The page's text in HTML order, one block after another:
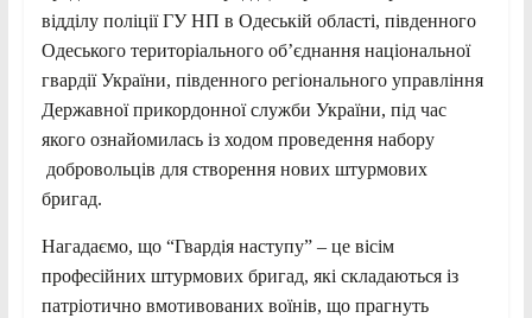
відділу поліції ГУ НП в Одеській області, південного
Одеського територіального об’єднання національної
гвардії України, південного регіонального управління
Державної прикордонної служби України, під час
якого ознайомилась із ходом проведення набору
добровольців для створення нових штурмових
бригад.
Нагадаємо, що “Гвардія наступу” – це вісім
професійних штурмових бригад, які складаються із
патріотично вмотивованих воїнів, що прагнуть